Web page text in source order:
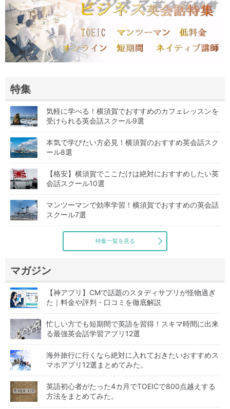
特集
気軽に学べる！横須賀でおすすめのカフェレッスンを
受けられる英会話スクール9選
本気で学びたい方必見！横須賀のおすすめ英会話スク
ール8選
【格安】横須賀でここだけは絶対におすすめしたい英
会話スクール10選
マンツーマンで効率学習！横須賀でおすすめの英会話
スクール7選
特集一覧を見る
マガジン
【神アプリ】CMで話題のスタディサプリが怪物過ぎ
た｜料金や評判・口コミを徹底解説
忙しい方でも短期間で英語を習得！スキマ時間に出来
る最強英会話学習アプリ12選
海外旅行に行くなら絶対に入れておきたいおすすめス
マホアプリ12選まとめてみた。
英語初心者がたった4カ月でTOEICで800点越えする
方法をまとめてみた。